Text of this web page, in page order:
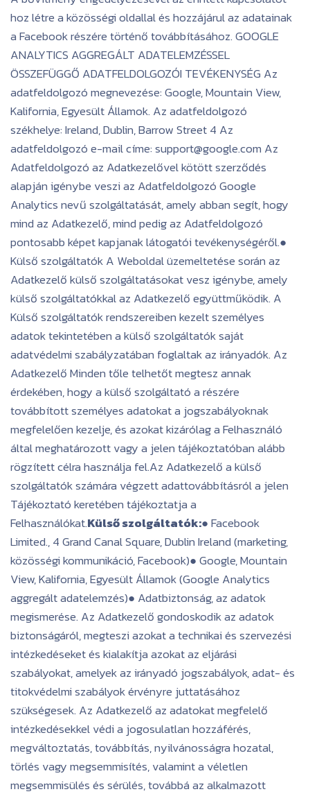
hoz létre a közösségi oldallal és hozzájárul az adatainak
a Facebook részére történő továbbításához. GOOGLE
ANALYTICS AGGREGÁLT ADATELEMZÉSSEL
ÖSSZEFÜGGŐ ADATFELDOLGOZÓI TEVÉKENYSÉG Az
adatfeldolgozó megnevezése: Google, Mountain View,
Kalifornia, Egyesült Államok. Az adatfeldolgozó
székhelye: Ireland, Dublin, Barrow Street 4 Az
adatfeldolgozó e-mail címe: support@google.com Az
Adatfeldolgozó az Adatkezelővel kötött szerződés
alapján igénybe veszi az Adatfeldolgozó Google
Analytics nevű szolgáltatását, amely abban segít, hogy
mind az Adatkezelő, mind pedig az Adatfeldolgozó
pontosabb képet kapjanak látogatói tevékenységéről.●
Külső szolgáltatók A Weboldal üzemeltetése során az
Adatkezelő külső szolgáltatásokat vesz igénybe, amely
külső szolgáltatókkal az Adatkezelő együttműködik. A
Külső szolgáltatók rendszereiben kezelt személyes
adatok tekintetében a külső szolgáltatók saját
adatvédelmi szabályzatában foglaltak az irányadók. Az
Adatkezelő Minden tőle telhetőt megtesz annak
érdekében, hogy a külső szolgáltató a részére
továbbított személyes adatokat a jogszabályoknak
megfelelően kezelje, és azokat kizárólag a Felhasználó
által meghatározott vagy a jelen tájékoztatóban alább
rögzített célra használja fel.Az Adatkezelő a külső
szolgáltatók számára végzett adattovábbításról a jelen
Tájékoztató keretében tájékoztatja a
Felhasználókat.Külső szolgáltatók:● Facebook
Limited., 4 Grand Canal Square, Dublin Ireland (marketing,
közösségi kommunikáció, Facebook)● Google, Mountain
View, Kalifornia, Egyesült Államok (Google Analytics
aggregált adatelemzés)● Adatbiztonság, az adatok
megismerése. Az Adatkezelő gondoskodik az adatok
biztonságáról, megteszi azokat a technikai és szervezési
intézkedéseket és kialakítja azokat az eljárási
szabályokat, amelyek az irányadó jogszabályok, adat- és
titokvédelmi szabályok érvényre juttatásához
szükségesek. Az Adatkezelő az adatokat megfelelő
intézkedésekkel védi a jogosulatlan hozzáférés,
megváltoztatás, továbbítás, nyilvánosságra hozatal,
törlés vagy megsemmisítés, valamint a véletlen
megsemmisülés és sérülés, továbbá az alkalmazott